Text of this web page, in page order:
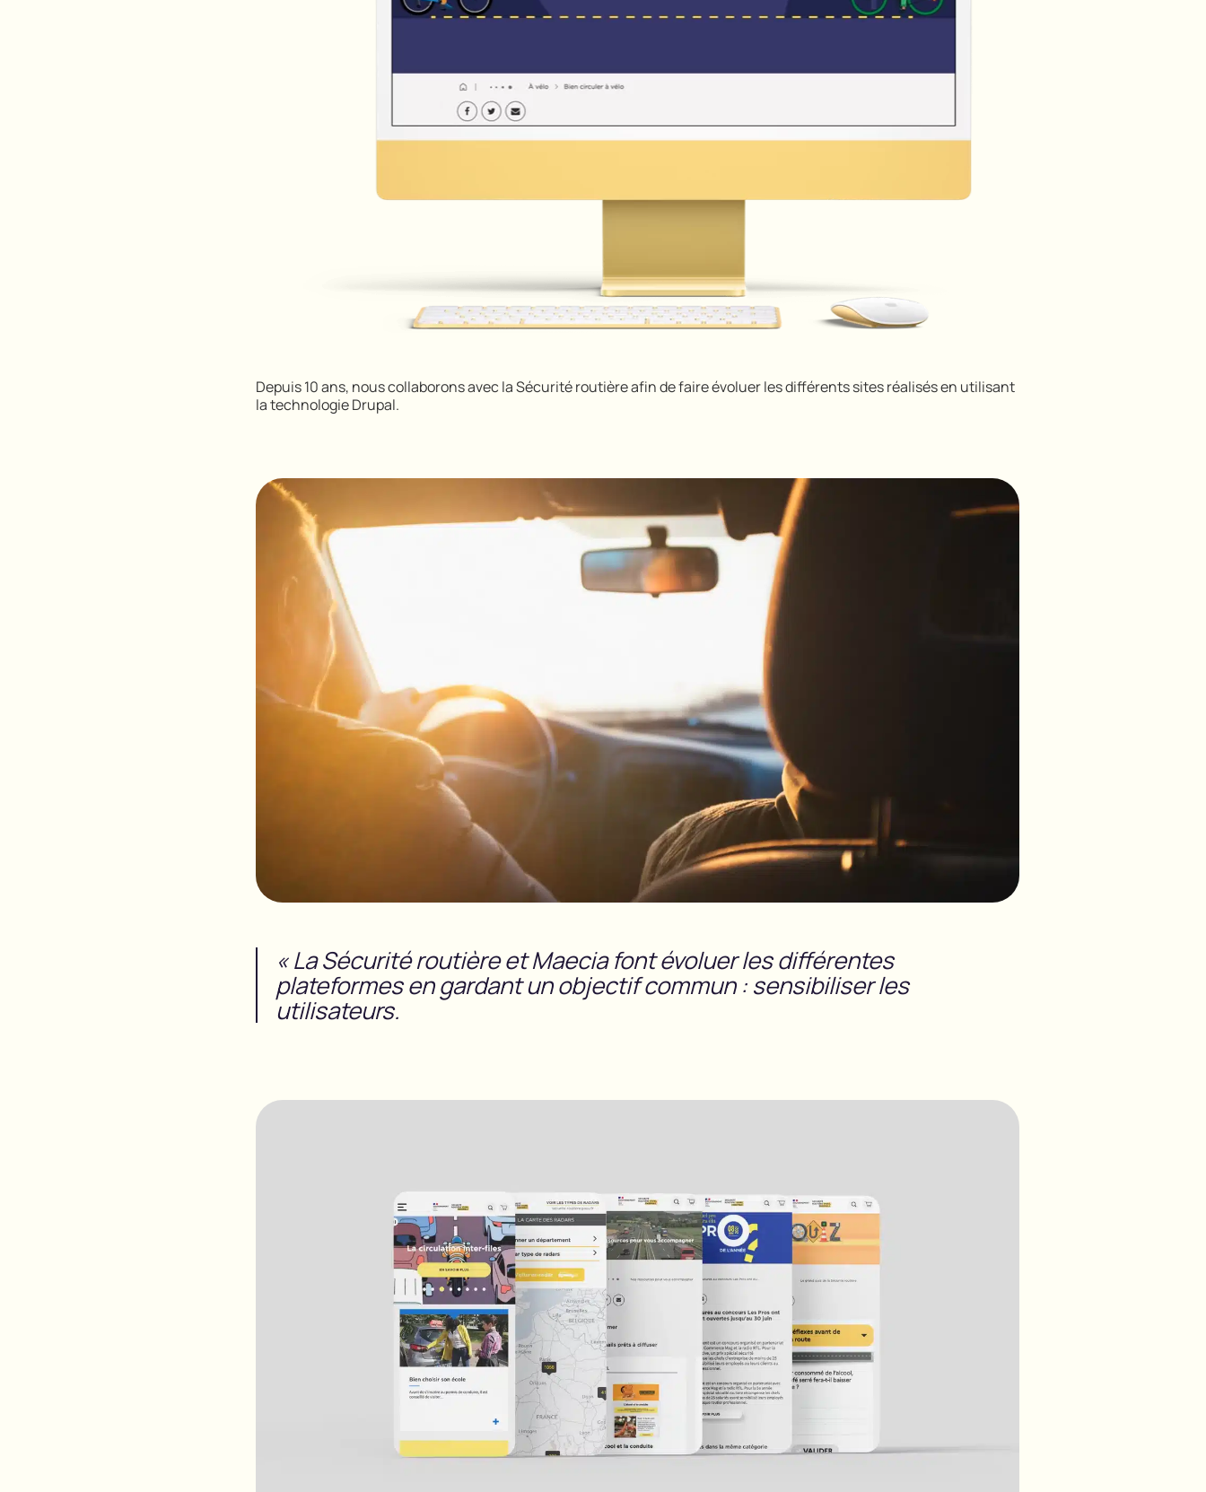
Depuis 10 ans, nous collaborons avec la Sécurité routière afin de faire évoluer les différents sites réalisés en utilisant
la technologie Drupal.
« La Sécurité routière et Maecia font évoluer les différentes
plateformes en gardant un objectif commun : sensibiliser les
utilisateurs.